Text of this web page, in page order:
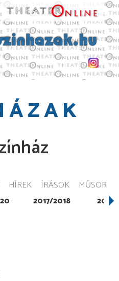
HÍREK ÍRÁSOK MŰSOR
2017/2018